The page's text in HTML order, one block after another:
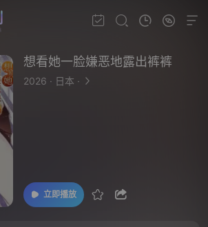
想看她一脸嫌恶地露出裤裤
2026 · 日本 ·
立即播放